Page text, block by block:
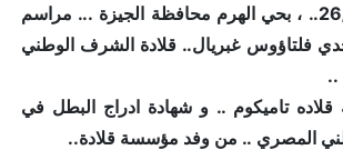
تمت في 26/5/2021.. ، بحي الهرم محافظة الجيزة ... مراسم
فلتاؤوس غبريال.. قلادة الشرف الوطني
..
تاميكوم .. و شهادة ادراج البطل في
المصري .. من وفد مؤسسة قلادة..